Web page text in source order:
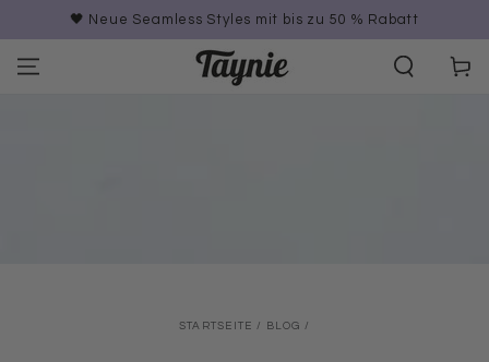
ZUM INHALT
SPRINGEN
🖤 Neue Seamless Styles mit bis zu 50 % Rabatt
STARTSEITE / BLOG /